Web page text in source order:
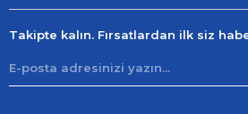
Takipte kalın. Fırsatlardan ilk siz